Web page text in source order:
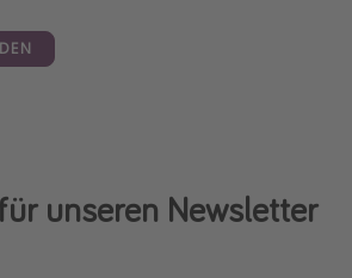
unseren Newsletter